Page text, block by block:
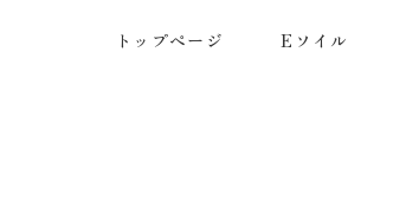
トップページ Eソイル